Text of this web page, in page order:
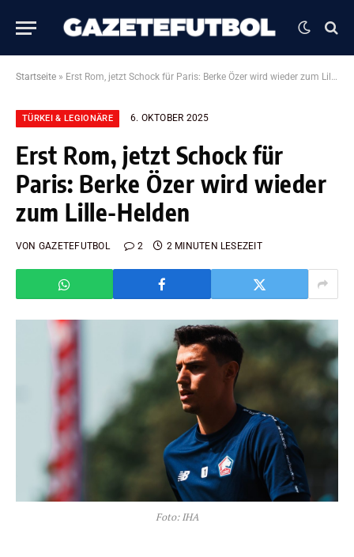
Startseite » Erst Rom, jetzt Schock für Paris: Berke Özer wird wieder zum Lille-Helden
TÜRKEI & LEGIONÄRE 6. OKTOBER 2025
Erst Rom, jetzt Schock für
Paris: Berke Özer wird wieder
zum Lille-Helden
VON GAZETEFUTBOL 2 2 MINUTEN LESEZEIT
Foto: IHA